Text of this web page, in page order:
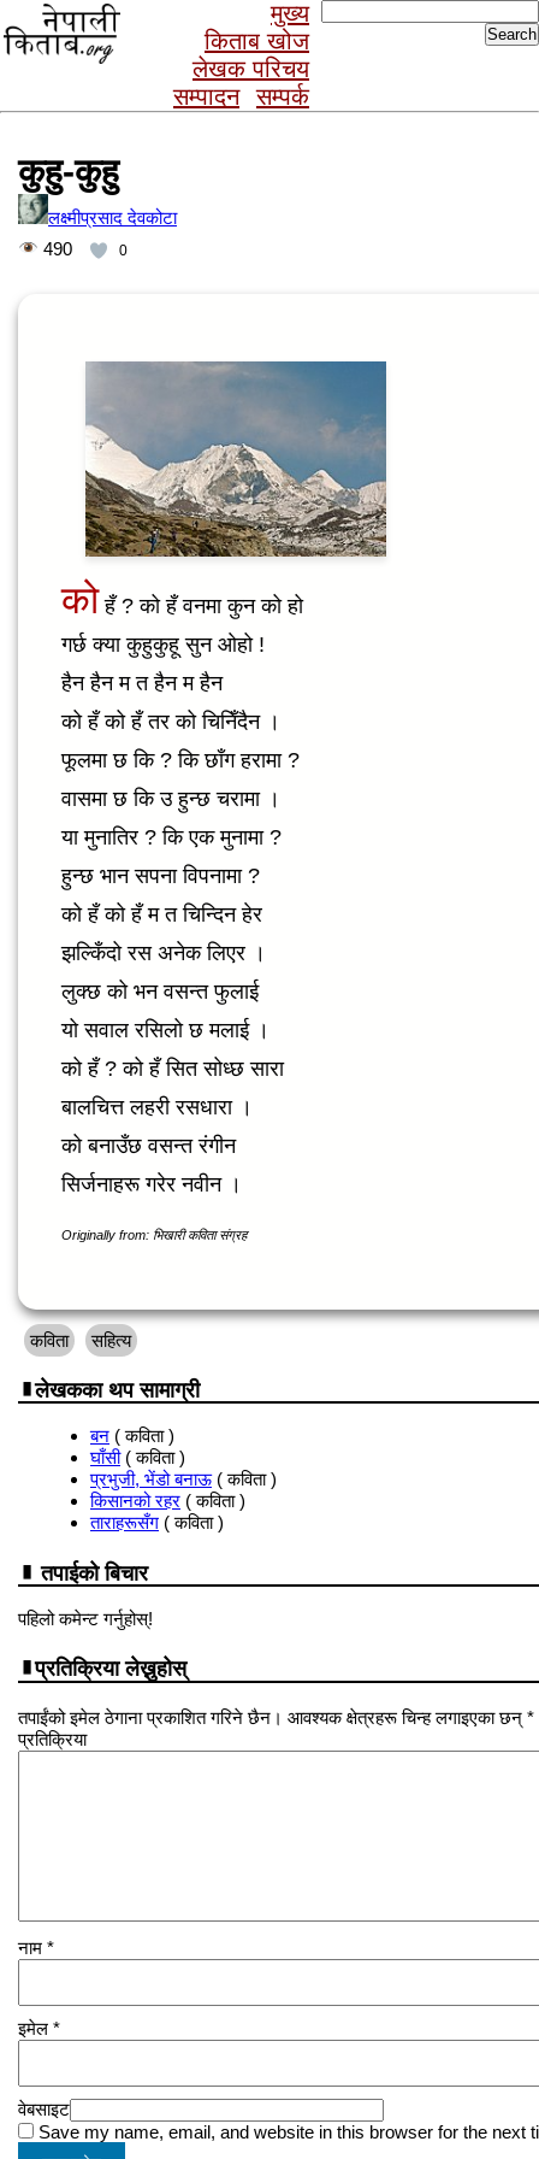
मुख्य
किताब खोज
लेखक परिचय
सम्पादन
सम्पर्क
for:
कुहु-कुहु
लक्ष्मीप्रसाद देवकोटा
490
0
को हँ ? को हँ वनमा कुन को हो
गर्छ क्या कुहुकुहू सुन ओहो !
हैन हैन म त हैन म हैन
को हँ को हँ तर को चिनिँदैन ।
फूलमा छ कि ? कि छाँग हरामा ?
वासमा छ कि उ हुन्छ चरामा ।
या मुनातिर ? कि एक मुनामा ?
हुन्छ भान सपना विपनामा ?
को हँ को हँ म त चिन्दिन हेर
झल्किँदो रस अनेक लिएर ।
लुक्छ को भन वसन्त फुलाई
यो सवाल रसिलो छ मलाई ।
को हँ ? को हँ सित सोध्छ सारा
बालचित्त लहरी रसधारा ।
को बनाउँछ वसन्त रंगीन
सिर्जनाहरू गरेर नवीन ।
Originally from: भिखारी कविता संग्रह
कविता सहित्य
लेखकका थप सामाग्री
बन ( कविता )
घाँसी( कविता )
प्रभुजी, भेंडो बनाऊ( कविता )
किसानको रहर ( कविता )
ताराहरूसँग ( कविता )
तपाईको बिचार
पहिलो कमेन्ट गर्नुहोस्!
प्रतिक्रिया लेख्नुहोस्
तपाईंको इमेल ठेगाना प्रकाशित गरिने छैन। आवश्यक क्षेत्रहरू चिन्ह लगाइएका छन् *
प्रतिक्रिया
नाम *
इमेल *
वेबसाइट
Save my name, email, and website in this browser for the next